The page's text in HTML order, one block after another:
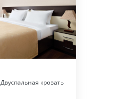
Двуспальная кровать